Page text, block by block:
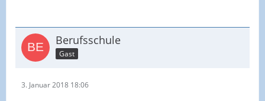
Berufsschule
Gast
3. Januar 2018 18:06